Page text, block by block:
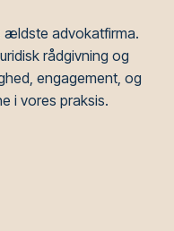
ældste advokatfirma.
rådgivning og
engagement, og
i vores praksis.